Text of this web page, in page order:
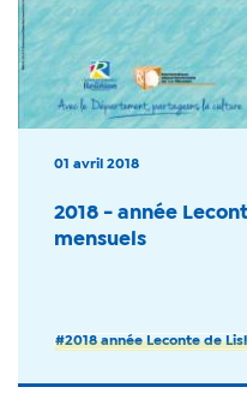
01 avril 2018
2018 - année
mensuels
#2018 année Leconte de